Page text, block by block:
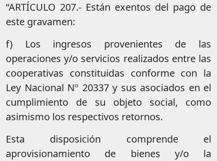
“ARTÍCULO 207.- Están exentos del pago de
este gravamen:
f) Los ingresos provenientes de las
operaciones y/o servicios realizados entre las
cooperativas constituidas conforme con la
Ley Nacional Nº 20337 y sus asociados en el
cumplimiento de su objeto social, como
asimismo los respectivos retornos.
Esta disposición comprende el
aprovisionamiento de bienes y/o la